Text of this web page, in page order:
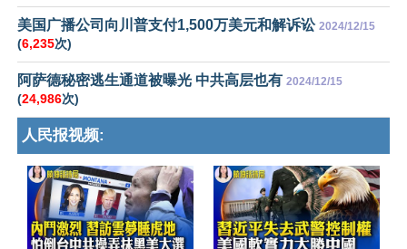
美国广播公司向川普支付1,500万美元和解诉讼 2024/12/15
(6,235次)
阿萨德秘密逃生通道被曝光 中共高层也有 2024/12/15
(24,986次)
人民报视频: